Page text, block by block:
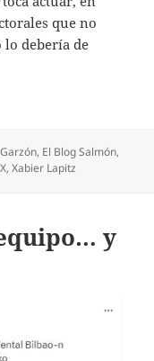
que no
lo debería de
, El Blog Salmón,
X,Xabier Lapitz
y